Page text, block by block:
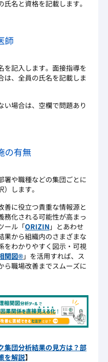
名と資格を記載します。
師
を記入します。面接指導を
は、全員の氏名を記載しま
い場合は、空欄で問題あり
の有無
署や職種などの集団ごとに
します。
善に役立つ貴重な情報源と
務化される可能性が高まっ
ール「ORIZIN」とあわせ
果から組織内のさまざまな
をわかりやすく図示・可視
関図®」を活用すれば、ス
ら職場改善までスムーズに
集団分析結果の見方は？部
を解説】